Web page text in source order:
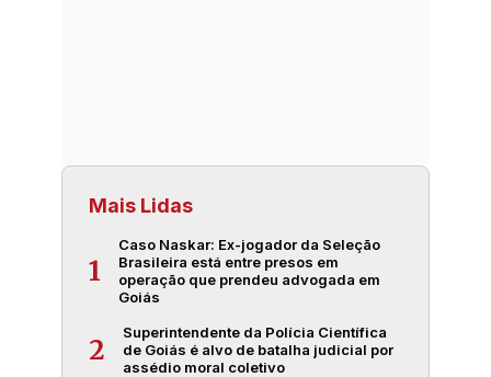
Mais Lidas
1
Caso Naskar: Ex-jogador da Seleção
Brasileira está entre presos em
operação que prendeu advogada em
Goiás
2
Superintendente da Polícia Científica
de Goiás é alvo de batalha judicial por
assédio moral coletivo